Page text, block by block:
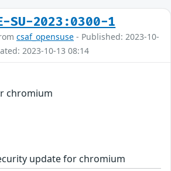
SU-2023:0300-1
csaf_opensuse - Published: 2023-10-
2023-10-13 08:14
chromium
update for chromium